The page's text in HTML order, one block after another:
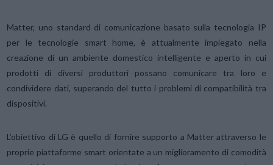
Matter, uno standard di comunicazione basato sulla tecnologia IP
per le tecnologie smart home, è attualmente impiegato nella
creazione di un ambiente domestico intelligente e aperto in cui
prodotti di diversi produttori possano comunicare tra loro e
condividere dati, superando del tutto i problemi di compatibilità tra
dispositivi.
L’obiettivo di LG è quello di fornire supporto a Matter attraverso le
proprie piattaforme smart orientate a un miglioramento di comodità